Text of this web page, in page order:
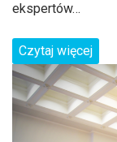
ekspertów…
Czytaj więcej